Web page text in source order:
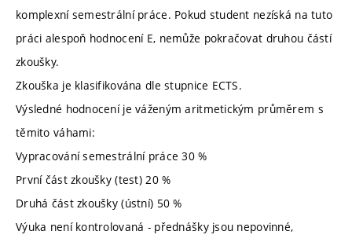
komplexní semestrální práce. Pokud student nezíská na tuto
práci alespoň hodnocení E, nemůže pokračovat druhou částí
zkoušky.
Zkouška je klasifikována dle stupnice ECTS.
Výsledné hodnocení je váženým aritmetickým průměrem s
těmito váhami:
Vypracování semestrální práce 30 %
První část zkoušky (test) 20 %
Druhá část zkoušky (ústní) 50 %
Výuka není kontrolovaná - přednášky jsou nepovinné,